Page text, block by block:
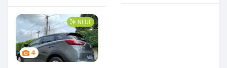
4
NEUF